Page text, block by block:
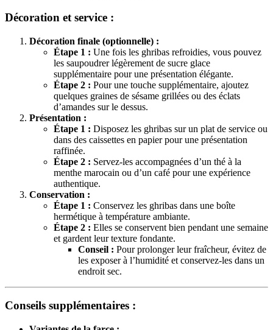
Décoration et service :
Décoration finale (optionnelle) :
Étape 1 : Une fois les ghribas refroidies, vous pouvez
les saupoudrer légèrement de sucre glace
supplémentaire pour une présentation élégante.
Étape 2 : Pour une touche supplémentaire, ajoutez
quelques graines de sésame grillées ou des éclats
d’amandes sur le dessus.
Présentation :
Étape 1 : Disposez les ghribas sur un plat de service ou
dans des caissettes en papier pour une présentation
raffinée.
Étape 2 : Servez-les accompagnées d’un thé à la
menthe marocain ou d’un café pour une expérience
authentique.
Conservation :
Étape 1 : Conservez les ghribas dans une boîte
hermétique à température ambiante.
Étape 2 : Elles se conservent bien pendant une semaine
et gardent leur texture fondante.
Conseil : Pour prolonger leur fraîcheur, évitez de
les exposer à l’humidité et conservez-les dans un
endroit sec.
Conseils supplémentaires :